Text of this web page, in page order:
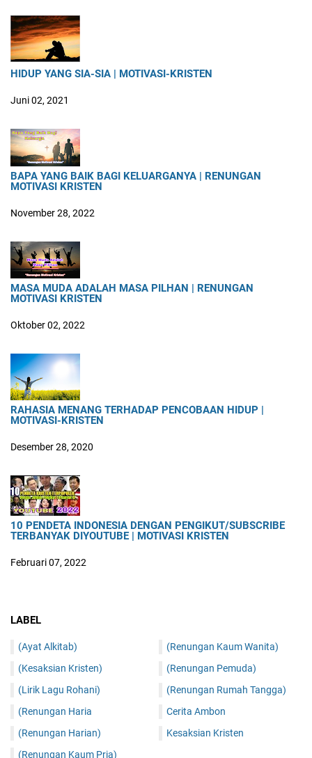
HIDUP YANG SIA-SIA | MOTIVASI-KRISTEN
Juni 02, 2021
BAPA YANG BAIK BAGI KELUARGANYA | RENUNGAN
MOTIVASI KRISTEN
November 28, 2022
MASA MUDA ADALAH MASA PILHAN | RENUNGAN
MOTIVASI KRISTEN
Oktober 02, 2022
RAHASIA MENANG TERHADAP PENCOBAAN HIDUP |
MOTIVASI-KRISTEN
Desember 28, 2020
10 PENDETA INDONESIA DENGAN PENGIKUT/SUBSCRIBE
TERBANYAK DIYOUTUBE | MOTIVASI KRISTEN
Februari 07, 2022
LABEL
(Ayat Alkitab)
(Kesaksian Kristen)
(Lirik Lagu Rohani)
(Renungan Haria
(Renungan Harian)
(Renungan Kaum Pria)
(Renungan Kaum Wanita)
(Renungan Pemuda)
(Renungan Rumah Tangga)
Cerita Ambon
Kesaksian Kristen